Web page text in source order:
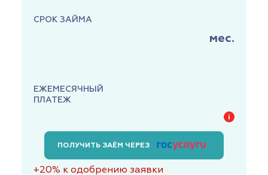
СРОК ЗАЙМА
мес.
ЕЖЕМЕСЯЧНЫЙ
ПЛАТЕЖ
ПОЛУЧИТЬ ЗАЁМ ЧЕРЕЗ
+20% к одобрению заявки